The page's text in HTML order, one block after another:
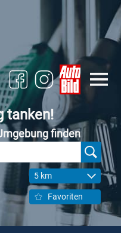
tanken!
finden
5 km
Favoriten